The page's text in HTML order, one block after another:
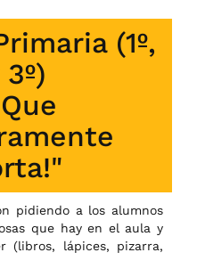
(1º,
pidiendo a los alumnos
que hay en el aula y
(libros, lápices, pizarra,